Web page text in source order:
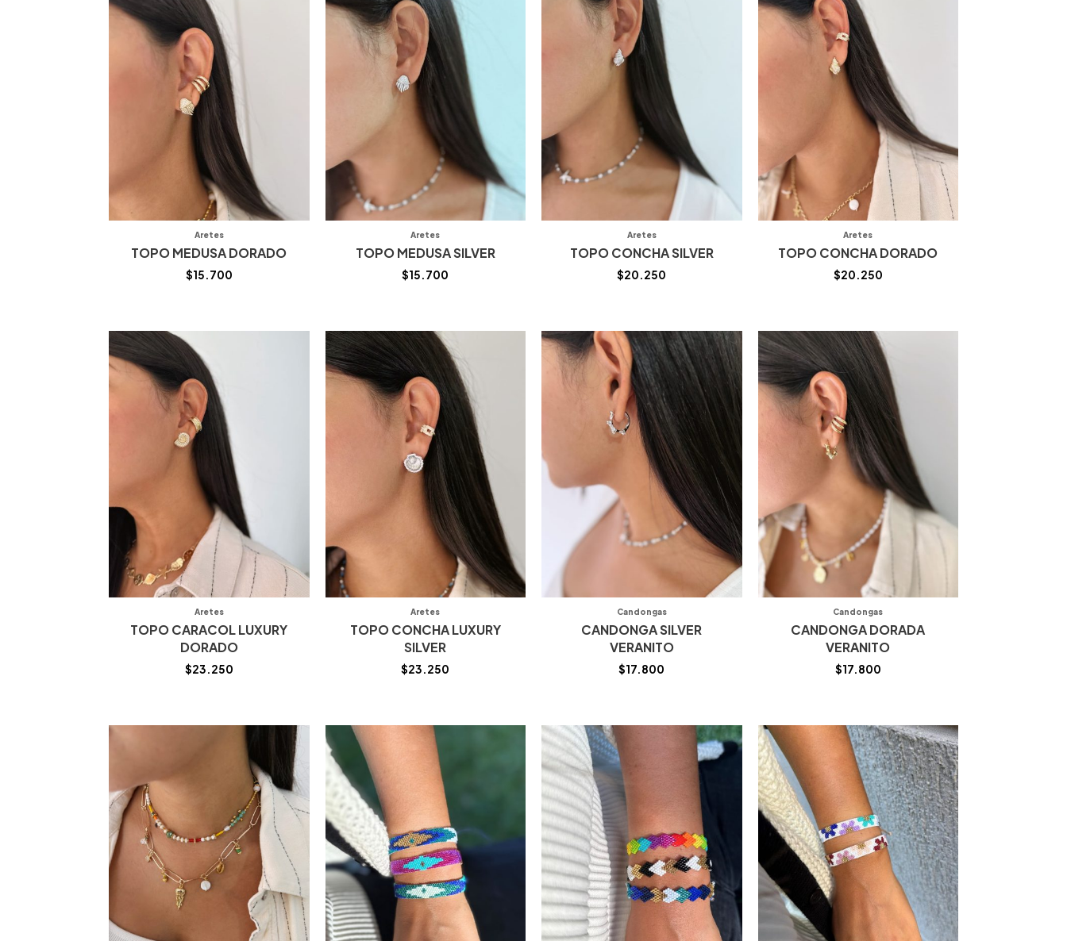
Aretes
TOPO MEDUSA DORADO
$15.700
Aretes
TOPO MEDUSA SILVER
$15.700
Aretes
TOPO CONCHA SILVER
$20.250
Aretes
TOPO CONCHA DORADO
$20.250
Aretes
TOPO CARACOL LUXURY
DORADO
$23.250
Aretes
TOPO CONCHA LUXURY
SILVER
$23.250
Candongas
CANDONGA SILVER
VERANITO
$17.800
Candongas
CANDONGA DORADA
VERANITO
$17.800